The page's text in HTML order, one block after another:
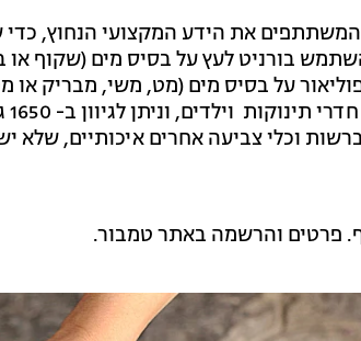
את הידע המקצועי הנחוץ, כדי
בורניט לעץ על בסיס מים (שקוף או
על בסיס מים (מט, משי, מבריק או
וכלי צביעה אחרים איכותיים, שלא